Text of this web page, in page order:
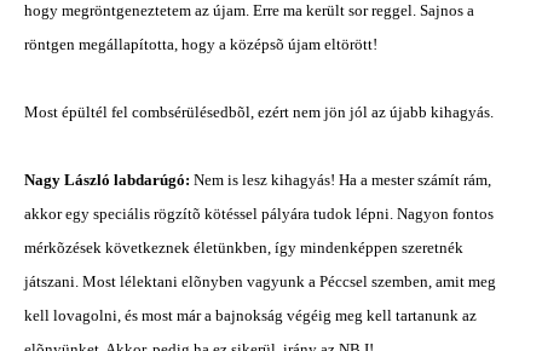
hogy megröntgeneztetem az újam. Erre ma került sor reggel. Sajnos a
röntgen megállapította, hogy a középsõ újam eltörött!
Most épültél fel combsérülésedbõl, ezért nem jön jól az újabb kihagyás.
Nagy László labdarúgó: Nem is lesz kihagyás! Ha a mester számít rám,
akkor egy speciális rögzítõ kötéssel pályára tudok lépni. Nagyon fontos
mérkõzések következnek életünkben, így mindenképpen szeretnék
játszani. Most lélektani elõnyben vagyunk a Péccsel szemben, amit meg
kell lovagolni, és most már a bajnokság végéig meg kell tartanunk az